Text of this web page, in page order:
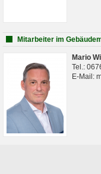
Mitarbeiter im
Mario
Tel.:
E-Mail: